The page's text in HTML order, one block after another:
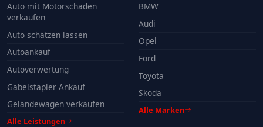
Auto mit Motorschaden
verkaufen
Auto schätzen lassen
Autoankauf
Autoverwertung
Gabelstapler Ankauf
Geländewagen verkaufen
Alle Leistungen
BMW
Audi
Opel
Ford
Toyota
Skoda
Alle Marken